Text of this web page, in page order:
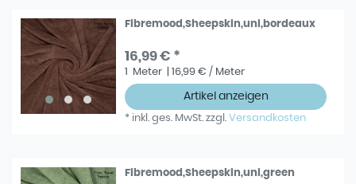
Fibremood,Sheepskin,uni,bordeaux
16,99 € *
1 Meter | 16,99 € / Meter
Artikel anzeigen
* inkl. ges. MwSt. zzgl.Versandkosten
Fibremood,Sheepskin,uni,green